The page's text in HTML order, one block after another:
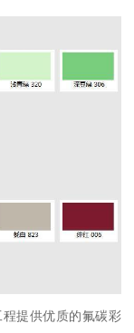
提供优质的氟碳彩